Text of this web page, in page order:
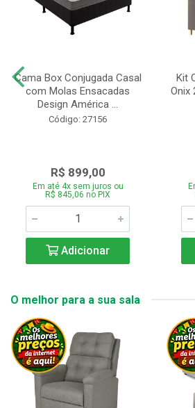
Cama Box Conjugada Casal
com Molas Ensacadas
Design América ...
Código: 27156
R$ 899,00
Em até 4x sem juros ou
R$ 845,06 no PIX
Adicionar
Kit
Onix
O melhor para a sua sala